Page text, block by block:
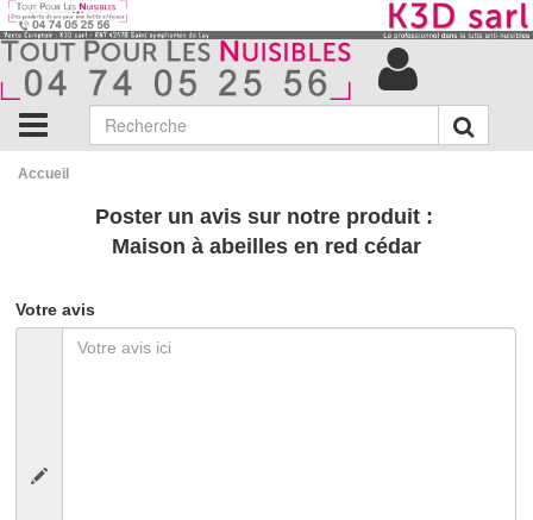
Accueil
Poster un avis sur notre produit :
Maison à abeilles en red cédar
Votre avis